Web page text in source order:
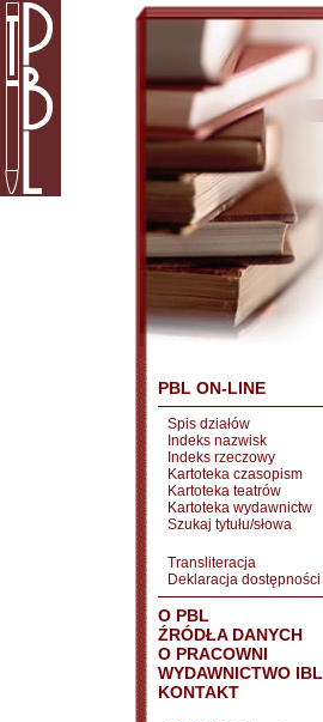
PBL ON-LINE
Spis działów
Indeks nazwisk
Indeks rzeczowy
Kartoteka czasopism
Kartoteka teatrów
Kartoteka wydawnictw
Szukaj tytułu/słowa
Transliteracja
Deklaracja dostępności
O PBL
ŹRÓDŁA DANYCH
O PRACOWNI
WYDAWNICTWO IBL
KONTAKT